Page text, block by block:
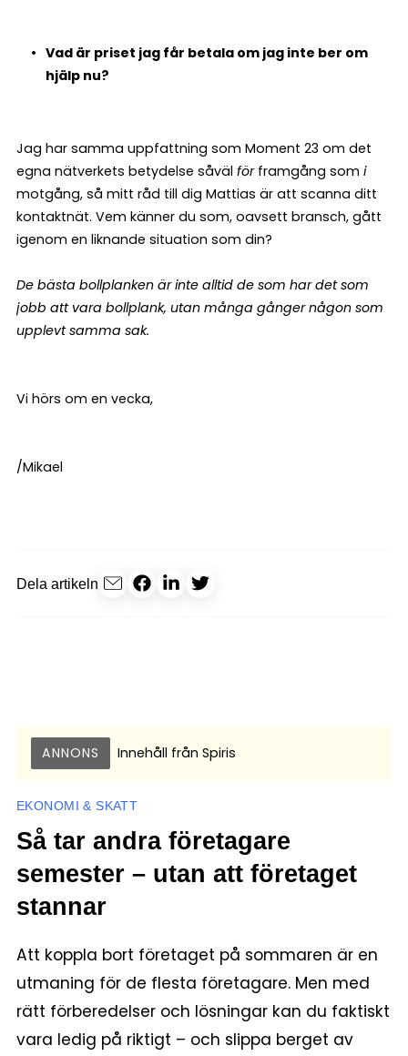
Vad är priset jag får betala om jag inte ber om
hjälp nu?
Jag har samma uppfattning som Moment 23 om det
egna nätverkets betydelse såväl förframgång som i
motgång, så mitt råd till dig Mattias är att scanna ditt
kontaktnät. Vem känner du som, oavsett bransch, gått
igenom en liknande situation som din?
De bästa bollplanken är inte alltid de som har det som
jobb att vara bollplank, utan många gånger någon som
upplevt samma sak.
Vi hörs om en vecka,
/Mikael
Dela artikeln
ANNONS Innehåll från Spiris
EKONOMI & SKATT
Så tar andra företagare
semester – utan att företaget
stannar
Att koppla bort företaget på sommaren är en
utmaning för de flesta företagare. Men med
rätt förberedelser och lösningar kan du faktiskt
vara ledig på riktigt – och slippa berget av